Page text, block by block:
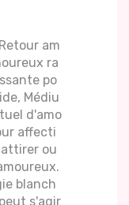
am
ra
po
Médiu
d'amo
affecti
ou
blanch
s'agir